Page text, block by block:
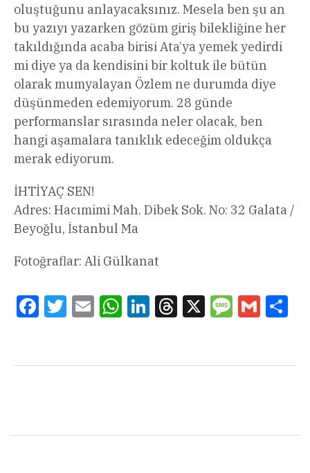
oluştuğunu anlayacaksınız. Mesela ben şu an
bu yazıyı yazarken gözüm giriş bilekliğine her
takıldığında acaba birisi Ata’ya yemek yedirdi
mi diye ya da kendisini bir koltuk ile bütün
olarak mumyalayan Özlem ne durumda diye
düşünmeden edemiyorum. 28 günde
performanslar sırasında neler olacak, ben
hangi aşamalara tanıklık edeceğim oldukça
merak ediyorum.
İHTİYAÇ SEN!
Adres: Hacımimi Mah. Dibek Sok. No: 32 Galata /
Beyoğlu, İstanbul Ma
Fotoğraflar: Ali Gülkanat
FacebookTwitterEmail WhatsAppLinkedInThreads
X Message
Gmail